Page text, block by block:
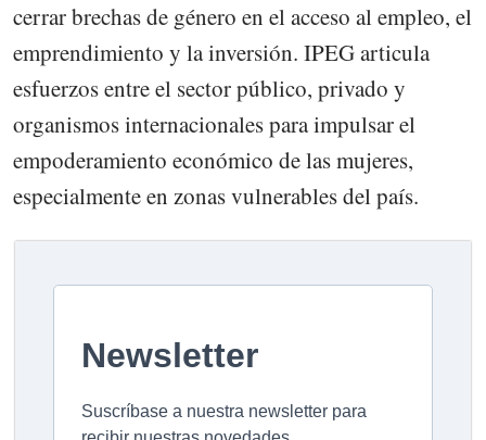
cerrar brechas de género en el acceso al empleo, el
emprendimiento y la inversión. IPEG articula
esfuerzos entre el sector público, privado y
organismos internacionales para impulsar el
empoderamiento económico de las mujeres,
especialmente en zonas vulnerables del país.